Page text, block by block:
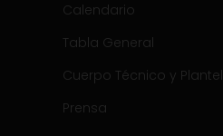
Calendario
Tabla General
Cuerpo Técnico y Plantel
Prensa